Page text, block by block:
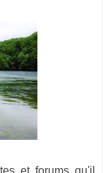
et forums qu'il